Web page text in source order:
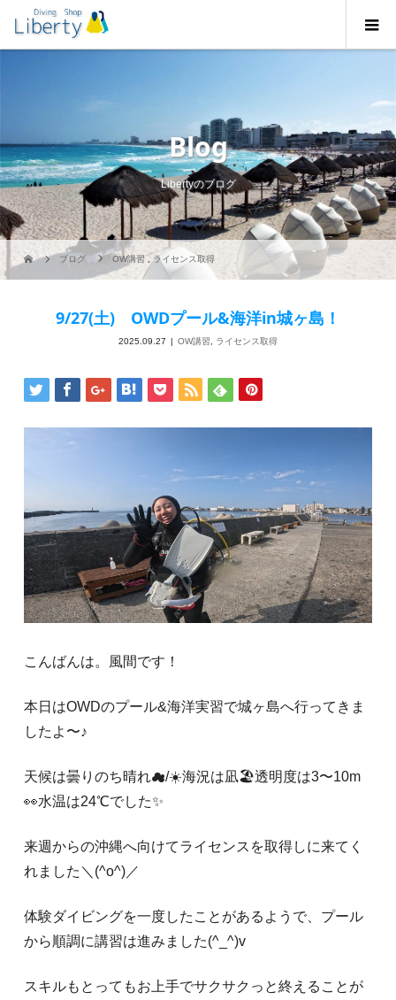
Blog
Libertyのブログ
ブログ OW講習 , ライセンス取得
9/27(土) OWDプール&海洋in城ヶ島！
2025.09.27 OW講習 ライセンス取得
こんばんは。風間です！
本日はOWDのプール&海洋実習で城ヶ島へ行ってきま
したよ〜♪
天候は曇りのち晴れ☁/☀️海況は凪🏖️透明度は3〜10m
👀水温は24℃でした✨️
来週からの沖縄へ向けてライセンスを取得しに来てく
れました＼(^o^)／
体験ダイビングを一度したことがあるようで、プール
から順調に講習は進みました(^_^)v
スキルもとってもお上手でサクサクっと終えることが